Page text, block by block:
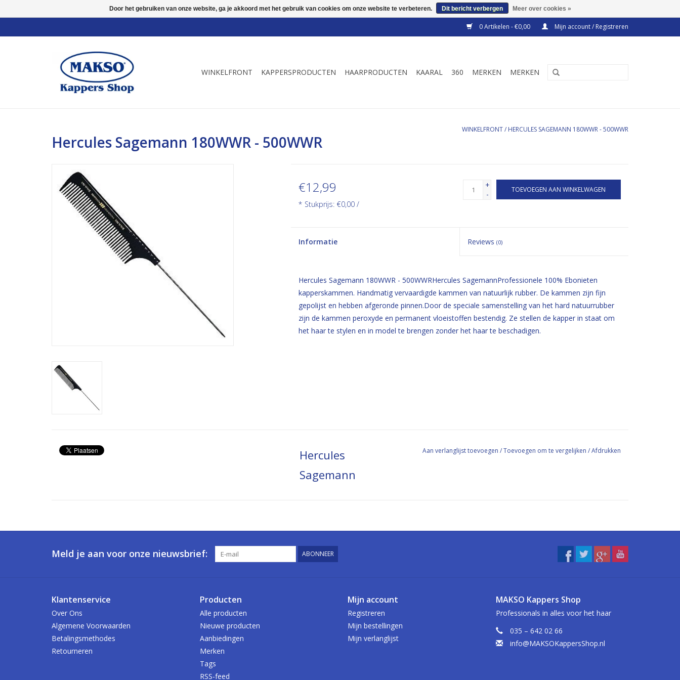
0 Artikelen - €0,00 Mijn account / Registreren
WINKELFRONT KAPPERSPRODUCTEN HAARPRODUCTEN KAARAL 360 MERKEN MERKEN
Hercules Sagemann 180WWR - 500WWR
WINKELFRONT/ HERCULES SAGEMANN 180WWR - 500WWR
€12,99
* Stukprijs: €0,00 /
+
-
TOEVOEGEN AAN WINKELWAGEN
Informatie Reviews(0)
Hercules Sagemann 180WWR - 500WWRHercules SagemannProfessionele 100% Ebonieten
kapperskammen. Handmatig vervaardigde kammen van natuurlijk rubber. De kammen zijn fijn
gepolijst en hebben afgeronde pinnen.Door de speciale samenstelling van het hard natuurrubber
zijn de kammen peroxyde en permanent vloeistoffen bestendig. Ze stellen de kapper in staat om
het haar te stylen en in model te brengen zonder het haar te beschadigen.
Hercules
Sagemann
Aan verlanglijst toevoegen /Toevoegen om te vergelijken /Afdrukken
Meld je aan voor onze nieuwsbrief: ABONNEER
Klantenservice
Over Ons
Algemene Voorwaarden
Betalingsmethodes
Retourneren
Producten
Alle producten
Nieuwe producten
Aanbiedingen
Merken
Tags
RSS-feed
Mijn account
Registreren
Mijn bestellingen
Mijn verlanglijst
MAKSO Kappers Shop
Professionals in alles voor het haar
035 – 642 02 66
info@MAKSOKappersShop.nl
Door het gebruiken van onze website, ga je akkoord met het gebruik van cookies om onze website te verbeteren. Dit bericht verbergen Meer over cookies »